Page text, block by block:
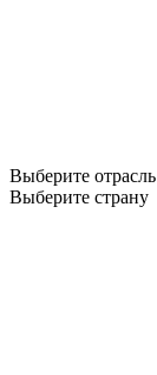
Выберите отрасль
Выберите страну